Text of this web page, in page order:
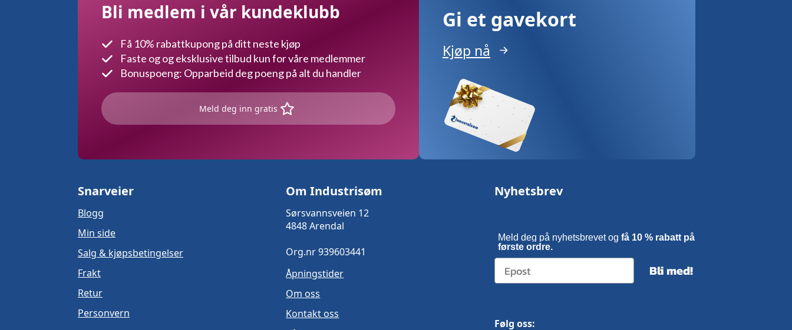
Bli medlem i vår kundeklubb
Få 10% rabattkupong på ditt neste kjøp
Faste og og eksklusive tilbud kun for våre medlemmer
Bonuspoeng: Opparbeid deg poeng på alt du handler
Meld deg inn gratis
Gi et gavekort
Kjøp nå
Snarveier
Blogg
Min side
Salg & kjøpsbetingelser
Frakt
Retur
Personvern
Om Industrisøm
Sørsvannsveien 12
4848 Arendal
Org.nr 939603441
Åpningstider
Om oss
Kontakt oss
Nyhetsbrev
Meld deg på nyhetsbrevet og få 10 % rabatt på
første ordre.
Bli med!
Følg oss: